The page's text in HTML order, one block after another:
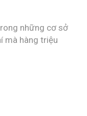
những cơ sở
mà hàng triệu